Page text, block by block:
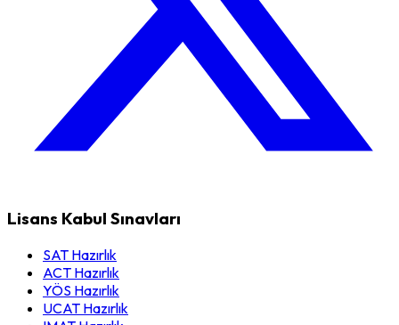
Lisans Kabul Sınavları
SAT Hazırlık
ACT Hazırlık
YÖS Hazırlık
UCAT Hazırlık